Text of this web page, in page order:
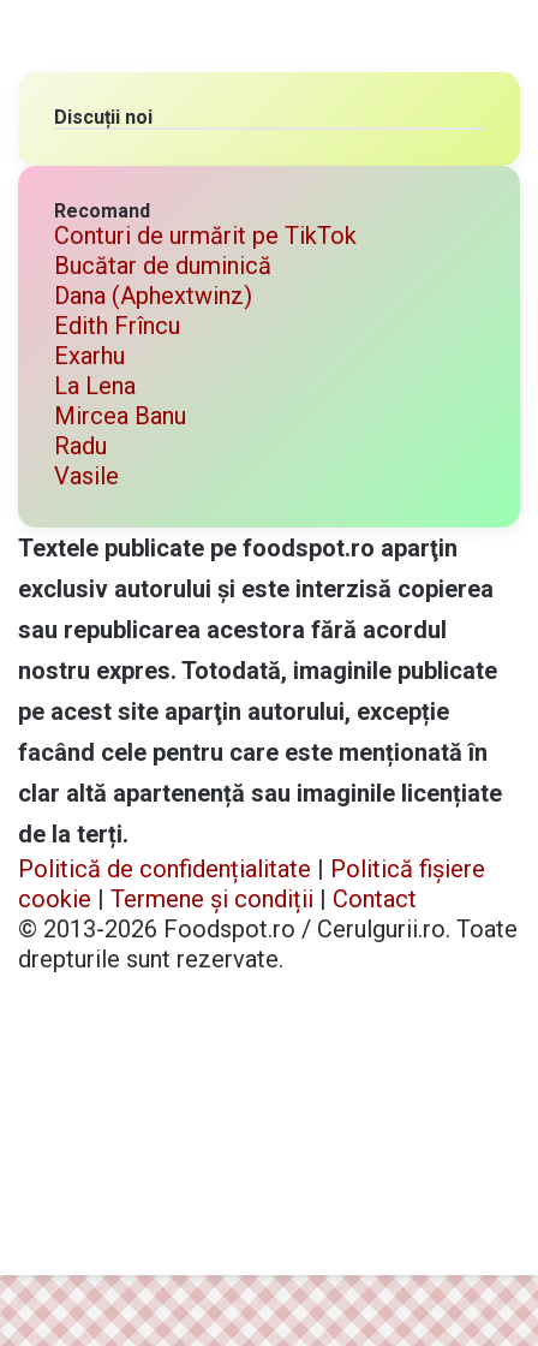
Discuții noi
Recomand
Conturi de urmărit pe TikTok
Bucătar de duminică
Dana (Aphextwinz)
Edith Frîncu
Exarhu
La Lena
Mircea Banu
Radu
Vasile
Textele publicate pe foodspot.ro aparţin
exclusiv autorului și este interzisă copierea
sau republicarea acestora fără acordul
nostru expres. Totodată, imaginile publicate
pe acest site aparţin autorului, excepție
facând cele pentru care este menționată în
clar altă apartenență sau imaginile licențiate
de la terți.
Politică de confidențialitate | Politică fișiere
cookie | Termene și condiții | Contact
© 2013-2026 Foodspot.ro / Cerulgurii.ro. Toate
drepturile sunt rezervate.
a
Coffee
to
top